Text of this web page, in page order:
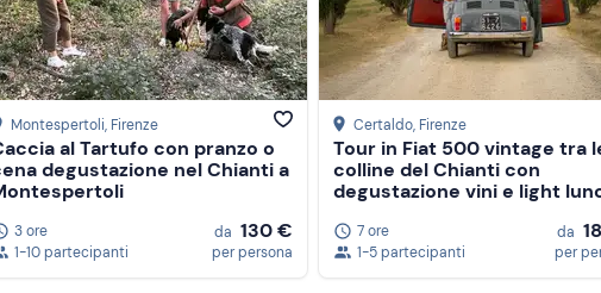
Montespertoli, Firenze
al Tartufo con pranzo o
degustazione nel Chianti a
3 ore
1-10 partecipanti
da 130 €
per persona
Certaldo, Firenze
Tour in Fiat 500 vintage tra
colline del Chianti con
degustazione vini e light
7 ore
1-5 partecipanti
da
per